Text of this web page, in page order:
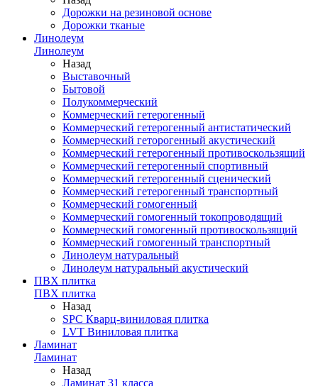
Дорожки на резиновой основе
Дорожки тканые
Линолеум
Линолеум
Назад
Выставочный
Бытовой
Полукоммерческий
Коммерческий гетерогенный
Коммерческий гетерогенный антистатический
Коммерческий геторогенный акустический
Коммерческий гетерогенный противоскользящий
Коммерческий гетерогенный спортивный
Коммерческий гетерогенный сценический
Коммерческий гетерогенный транспортный
Коммерческий гомогенный
Коммерческий гомогенный токопроводящий
Коммерческий гомогенный противоскользящий
Коммерческий гомогенный транспортный
Линолеум натуральный
Линолеум натуральный акустический
ПВХ плитка
ПВХ плитка
Назад
SPC Кварц-виниловая плитка
LVT Виниловая плитка
Ламинат
Ламинат
Назад
Ламинат 31 класса